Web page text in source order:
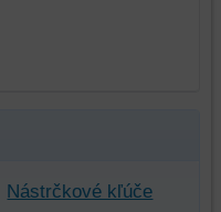
Nástrčkové kľúče